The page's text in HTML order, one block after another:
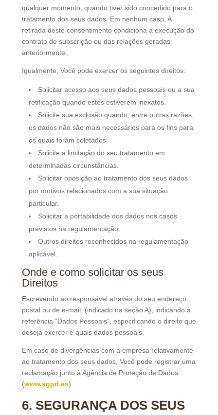
qualquer momento, quando tiver sido concedido para o
tratamento dos seus dados. Em nenhum caso, A
retirada deste consentimento condiciona a execução do
contrato de subscrição ou das relações geradas
anteriormente..
Igualmente, Você pode exercer os seguintes direitos:
Solicitar acesso aos seus dados pessoais ou a sua
retificação quando estes estiverem inexatos.
Solicite sua exclusão quando, entre outras razões,
os dados não são mais necessários para os fins para
os quais foram coletados.
Solicite a limitação do seu tratamento em
determinadas circunstâncias.
Solicitar oposição ao tratamento dos seus dados
por motivos relacionados com a sua situação
particular.
Solicitar a portabilidade dos dados nos casos
previstos na regulamentação.
Outros direitos reconhecidos na regulamentação
aplicável.
Onde e como solicitar os seus
Direitos
Escrevendo ao responsável através do seu endereço
postal ou de e-mail. (indicado na seção A), indicando a
referência “Dados Pessoais”, especificando o direito que
deseja exercer e quais dados pessoais.
Em caso de divergências com a empresa relativamente
ao tratamento dos seus dados, Você pode registrar uma
reclamação junto à Agência de Proteção de Dados
(www.agpd.es).
6. SEGURANÇA DOS SEUS